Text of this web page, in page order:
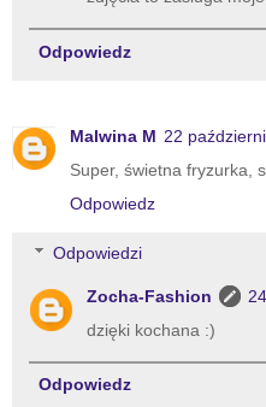
Odpowiedz
Malwina M 22
Super, świetna fryzurka,
Odpowiedz
Odpowiedzi
Zocha-Fashion
dzięki kochana :)
Odpowiedz